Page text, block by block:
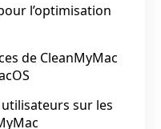
l’optimisation
de CleanMyMac
utilisateurs sur les